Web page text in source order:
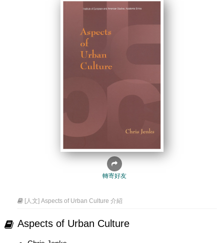
轉寄好友
[人文] Aspects of Urban Culture 介紹
Aspects of Urban Culture